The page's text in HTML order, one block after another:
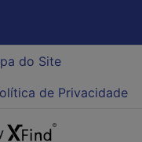
do Site
de Privacidade